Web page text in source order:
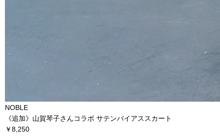
NOBLE
《追加》山賀琴子さんコラボ サテンバイアススカート
￥8,250